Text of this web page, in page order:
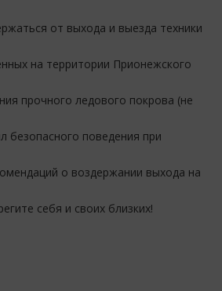
от выхода и выезда техники
на территории Прионежского
прочного ледового покрова (не
безопасного поведения при
о воздержании выхода на
себя и своих близких!